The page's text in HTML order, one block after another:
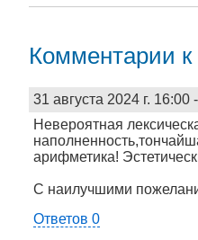
Комментарии к
31 августа 2024 г. 16:00 -
Невероятная
арифметика!
С наилучшими
Ответов 0